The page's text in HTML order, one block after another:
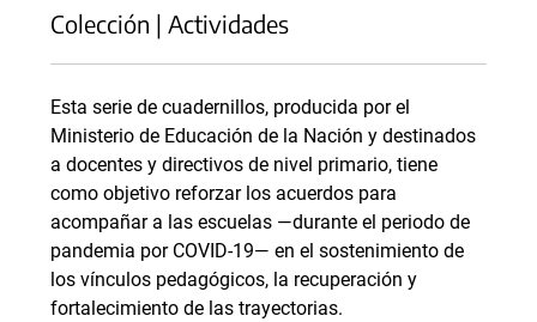
Colección | Actividades
Esta serie de cuadernillos, producida por el
Ministerio de Educación de la Nación y destinados
a docentes y directivos de nivel primario, tiene
como objetivo reforzar los acuerdos para
acompañar a las escuelas —durante el periodo de
pandemia por COVID-19— en el sostenimiento de
los vínculos pedagógicos, la recuperación y
fortalecimiento de las trayectorias.